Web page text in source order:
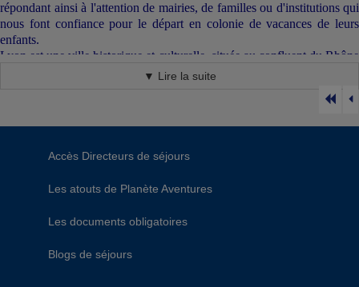
répondant ainsi à l'attention de mairies, de familles ou d'institutions qui
nous font confiance pour le départ en colonie de vacances de leurs
enfants.
Lyon est une ville historique et culturelle, située au confluent du Rhône
et de la Saône. Elle est connue pour sa gastronomie, ses musées et ses
Lyon, ville historique et culturelle, au cœur de la gastronomie
Une destination touristique incontournable, pour les petits et les grands.
Si vous souhaitez découvrir la palette de séjours de vacances que nous
proposons au départ de Lyon, cliquer directement sur le bouton suivant
▼ Lire la suite
Accès Directeurs de séjours
Les atouts de Planète Aventures
Les documents obligatoires
Blogs de séjours